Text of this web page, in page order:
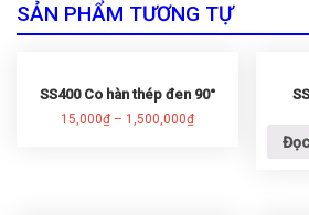
SẢN PHẨM TƯƠNG TỰ
SS400 Co hàn thép đen 90°
15,000₫– 1,500,000₫